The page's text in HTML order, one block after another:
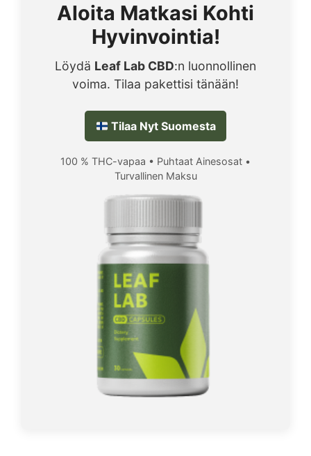
Aloita Matkasi Kohti
Hyvinvointia!
Löydä Leaf Lab CBD:n luonnollinen
voima. Tilaa pakettisi tänään!
Tilaa Nyt Suomesta
100 % THC-vapaa • Puhtaat Ainesosat •
Turvallinen Maksu